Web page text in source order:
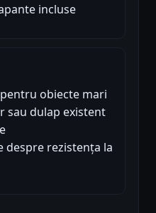
incluse
obiecte mari
sau dulap existent
rezistența la